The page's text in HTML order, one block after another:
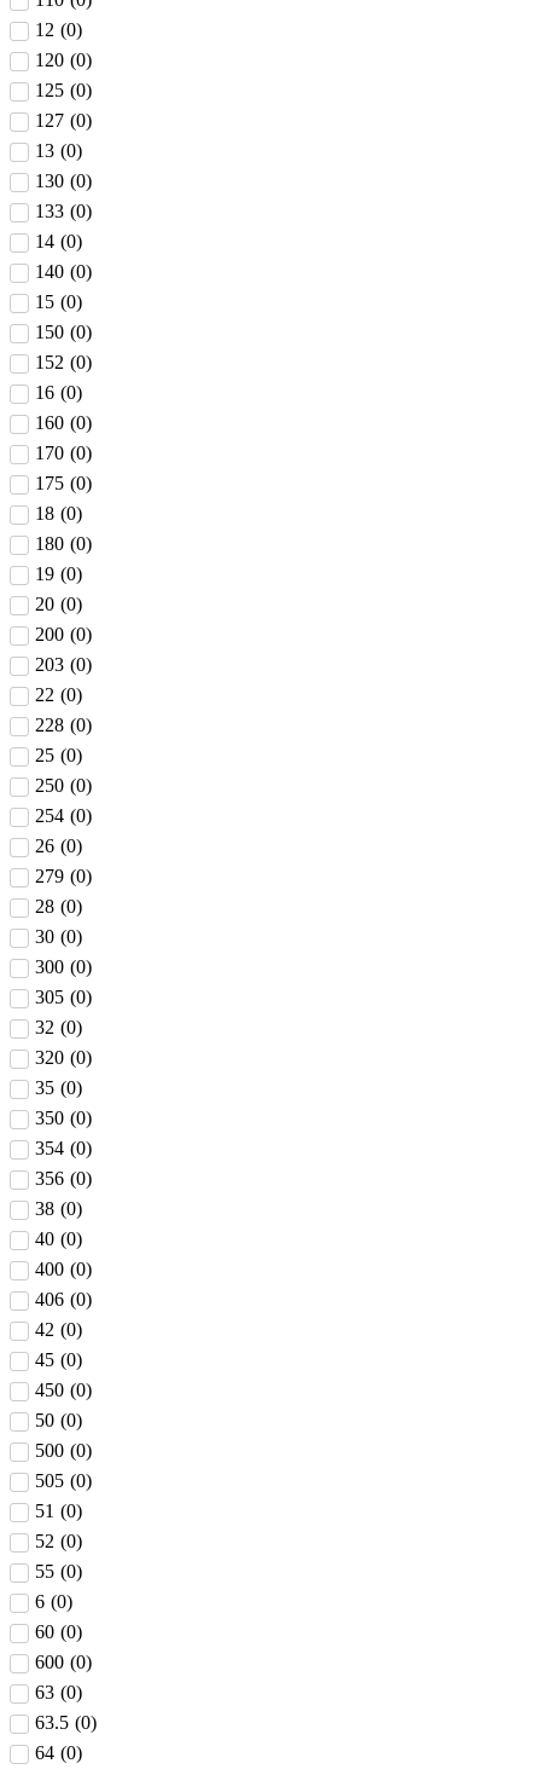
12 (0)
120 (0)
125 (0)
127 (0)
13 (0)
130 (0)
133 (0)
14 (0)
140 (0)
15 (0)
150 (0)
152 (0)
16 (0)
160 (0)
170 (0)
175 (0)
18 (0)
180 (0)
19 (0)
20 (0)
200 (0)
203 (0)
22 (0)
228 (0)
25 (0)
250 (0)
254 (0)
26 (0)
279 (0)
28 (0)
30 (0)
300 (0)
305 (0)
32 (0)
320 (0)
35 (0)
350 (0)
354 (0)
356 (0)
38 (0)
40 (0)
400 (0)
406 (0)
42 (0)
45 (0)
450 (0)
50 (0)
500 (0)
505 (0)
51 (0)
52 (0)
55 (0)
6 (0)
60 (0)
600 (0)
63 (0)
63.5 (0)
64 (0)